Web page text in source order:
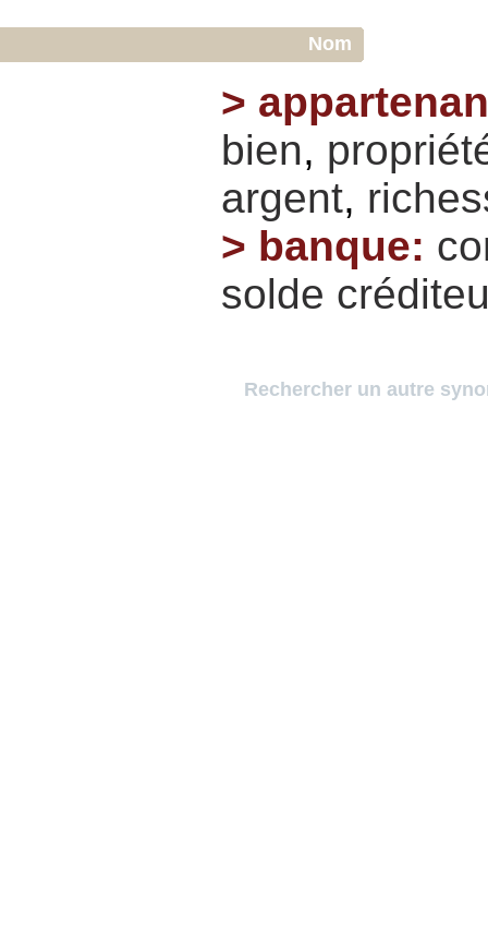
Nom
>
bien,
argent,
> banque:
solde
Rechercher un autre